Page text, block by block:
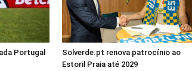
Portugal
Solverde.pt renova patrocínio ao
Estoril Praia até 2029